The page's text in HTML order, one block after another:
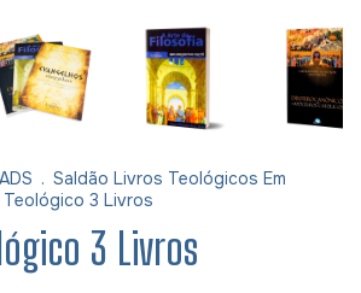
. Saldão Livros Teológicos Em
3 Livros
3 Livros